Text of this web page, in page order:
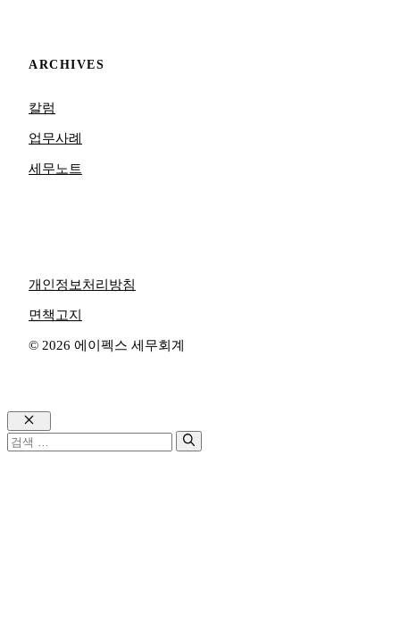
ARCHIVES
칼럼
업무사례
세무노트
© 2026 에이펙스 세무회계
개인정보처리방침
면책고지
Close
검